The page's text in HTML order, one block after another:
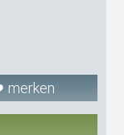
merken